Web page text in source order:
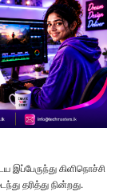
இப்பேருந்து கிளிநொச்சி
தரித்து நின்றது.